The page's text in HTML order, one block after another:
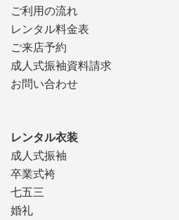
ご利用の流れ
レンタル料金表
ご来店予約
成人式振袖資料請求
お問い合わせ
レンタル衣装
成人式振袖
卒業式袴
七五三
婚礼